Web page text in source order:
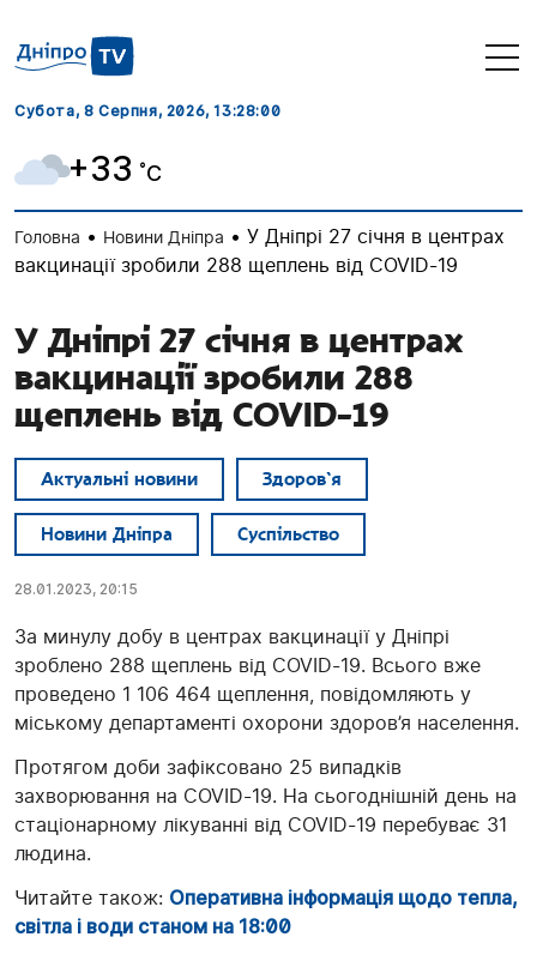
Субота, 8 Серпня, 2026, 13:28:01
+33 ˚C
Головна • Новини Дніпра • У Дніпрі 27 січня в центрах
вакцинації зробили 288 щеплень від COVID-19
У Дніпрі 27 січня в центрах
вакцинації зробили 288
щеплень від COVID-19
Актуальні новини Здоров`я
Новини Дніпра Суспільство
28.01.2023, 20:15
За минулу добу в центрах вакцинації у Дніпрі
зроблено 288 щеплень від COVID-19. Всього вже
проведено 1 106 464 щеплення, повідомляють у
міському департаменті охорони здоров’я населення.
Протягом доби зафіксовано 25 випадків
захворювання на COVID-19. На сьогоднішній день на
стаціонарному лікуванні від COVID-19 перебуває 31
людина.
Читайте також: Оперативна інформація щодо тепла,
світла і води станом на 18:00